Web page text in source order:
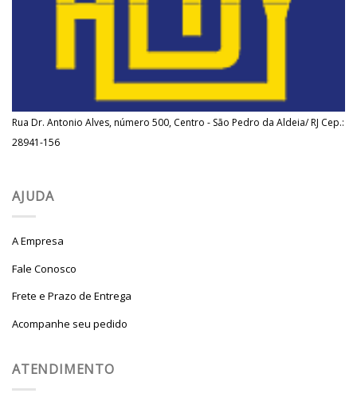
Rua Dr. Antonio Alves, número 500, Centro - São Pedro da Aldeia/ RJ Cep.:
28941-156
AJUDA
A Empresa
Fale Conosco
Frete e Prazo de Entrega
Acompanhe seu pedido
ATENDIMENTO